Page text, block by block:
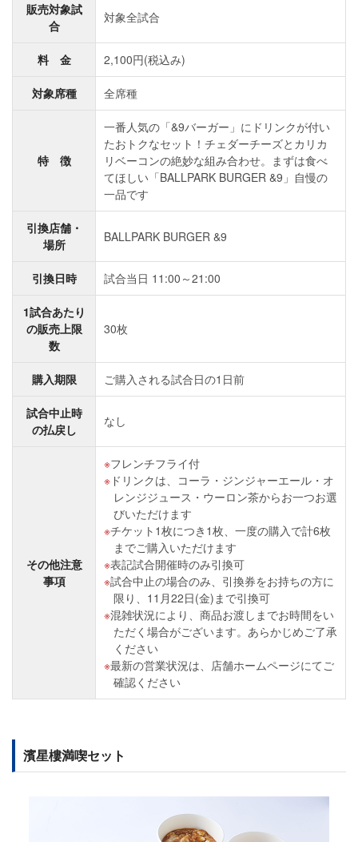
販売対象試
合
対象全試合
料 金 2,100円(税込み)
対象席種 全席種
特 徴
一番人気の「&9バーガー」にドリンクが付い
たおトクなセット！チェダーチーズとカリカ
リベーコンの絶妙な組み合わせ。まずは食べ
てほしい「BALLPARK BURGER &9」自慢の
一品です
引換店舗・
場所
BALLPARK BURGER &9
引換日時 試合当日 11:00～21:00
1試合あたり
の販売上限
数
30枚
購入期限 ご購入される試合日の1日前
試合中止時
の払戻し
なし
その他注意
事項
フレンチフライ付
ドリンクは、コーラ・ジンジャーエール・オ
レンジジュース・ウーロン茶からお一つお選
びいただけます
チケット1枚につき1枚、一度の購入で計6枚
までご購入いただけます
表記試合開催時のみ引換可
試合中止の場合のみ、引換券をお持ちの方に
限り、11月22日(金)まで引換可
混雑状況により、商品お渡しまでお時間をい
ただく場合がございます。あらかじめご了承
ください
最新の営業状況は、店舗ホームページにてご
確認ください
濱星樓満喫セット